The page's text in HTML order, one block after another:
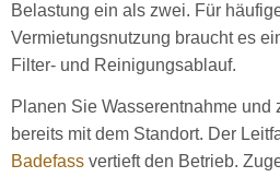
Belastung ein als zwei. Für
Vermietungsnutzung braucht es
Filter- und Reinigungsablauf.
Planen Sie Wasserentnahme und
bereits mit dem Standort. Der
Badefass vertieft den Betrieb.